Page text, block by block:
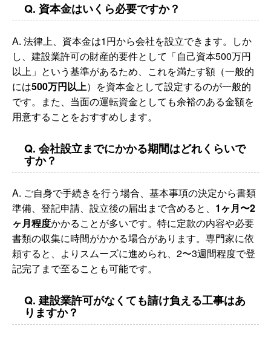
Q. 資本金はいくら必要ですか？
A. 法律上、資本金は1円から会社を設立できます。しか
し、建設業許可の財産的要件として「自己資本500万円
以上」という基準があるため、これを満たす額（一般的
には500万円以上）を資本金として設定するのが一般的
です。また、当面の運転資金としても余裕のある金額を
用意することをおすすめします。
Q. 会社設立までにかかる期間はどれくらいで
すか？
A. ご自身で手続きを行う場合、基本事項の決定から書類
準備、登記申請、設立後の届出まで含めると、 1ヶ月〜2
ヶ月程度かかることが多いです。特に定款の内容や必要
書類の収集に時間がかかる場合があります。専門家に依
頼すると、よりスムーズに進められ、2〜3週間程度で登
記完了まで至ることも可能です。
Q. 建設業許可がなくても請け負える工事はあ
りますか？